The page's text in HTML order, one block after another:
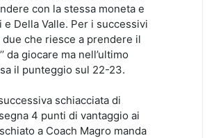
con la stessa moneta e
Della Valle. Per i successivi
che riesce a prendere il
da giocare ma nell’ultimo
il punteggio sul 22-23.
schiacciata di
4 punti di vantaggio ai
a Coach Magro manda